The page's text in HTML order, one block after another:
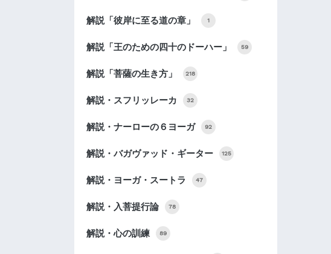
解説「彼岸に至る道の章」 1
解説「王のための四十のドーハー」 59
解説「菩薩の生き方」 218
解説・スフリッレーカ 32
解説・ナーローの６ヨーガ 92
解説・バガヴァッド・ギーター 125
解説・ヨーガ・スートラ 47
解説・入菩提行論 78
解説・心の訓練 89